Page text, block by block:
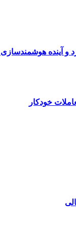
و آینده
خودکار